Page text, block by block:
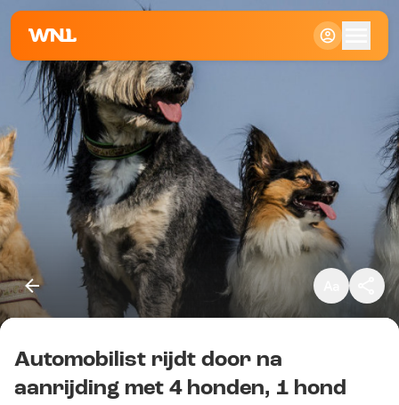
Klein
Standaard
Groot
Kopieer link
Automobilist rijdt door na
aanrijding met 4 honden, 1 hond